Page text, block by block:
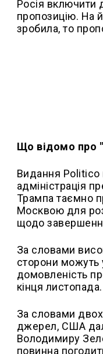
Росія включити
пропозицію. На
зробила, то
Що відомо про
Видання
адміністрація
Трампа таємно
Москвою для
щодо
За словами
сторони можуть
домовленість
кінця листопада.
За словами двох
джерел, США
Володимиру
повинна